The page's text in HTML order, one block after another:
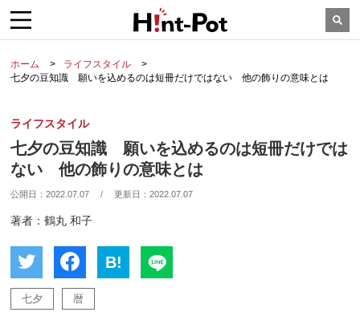
ホーム
ライフスタイル
七夕の豆知識 願いを込めるのは短冊だけではない 他の飾りの意味とは
ライフスタイル
七夕の豆知識 願いを込めるのは短冊だけでは
ない 他の飾りの意味とは
公開日：2022.07.07 / 更新日：2022.07.07
著者：鶴丸 和子
B!
七夕 暦